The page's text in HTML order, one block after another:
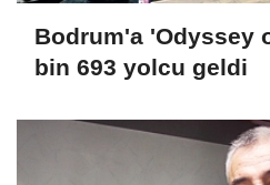
Bodrum'a 'Odyssey
bin 693 yolcu geldi